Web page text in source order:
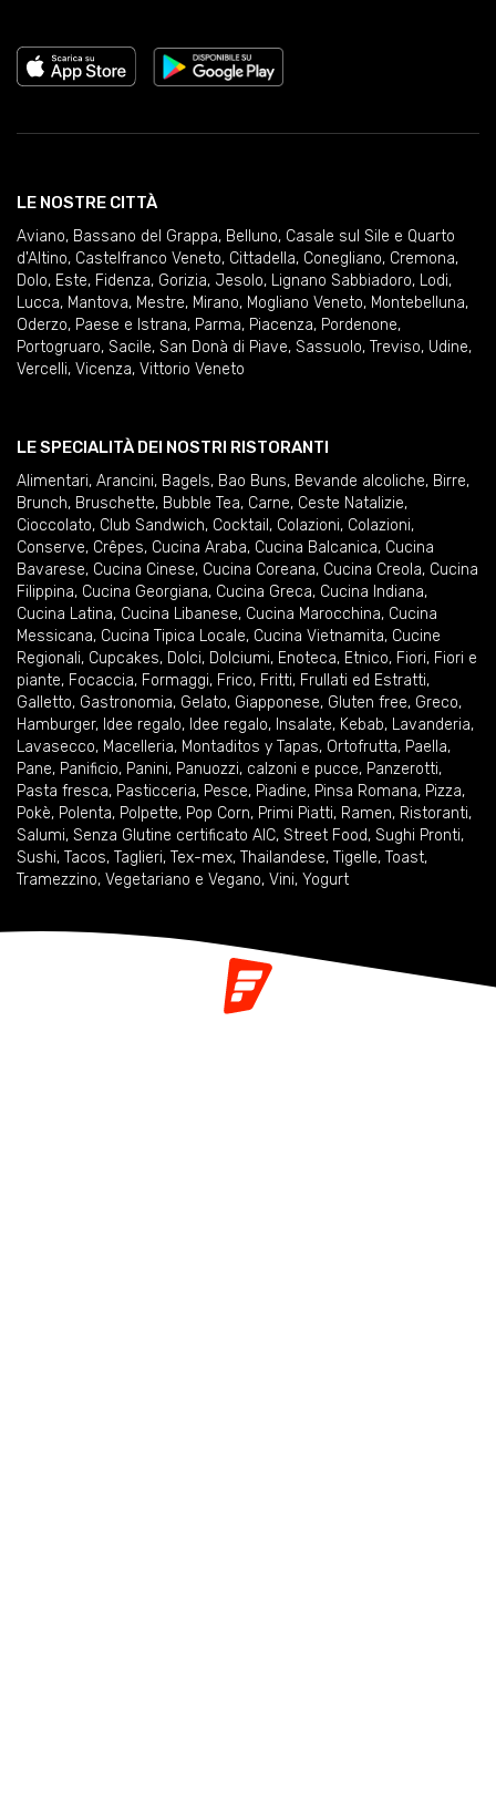
LE NOSTRE CITTÀ
Aviano, Bassano del Grappa, Belluno, Casale sul Sile e Quarto
d'Altino, Castelfranco Veneto, Cittadella, Conegliano, Cremona,
Dolo, Este, Fidenza, Gorizia, Jesolo, Lignano Sabbiadoro, Lodi,
Lucca, Mantova, Mestre, Mirano, Mogliano Veneto, Montebelluna,
Oderzo, Paese e Istrana, Parma, Piacenza, Pordenone,
Portogruaro, Sacile, San Donà di Piave, Sassuolo, Treviso, Udine,
Vercelli, Vicenza, Vittorio Veneto
LE SPECIALITÀ DEI NOSTRI RISTORANTI
Alimentari, Arancini, Bagels, Bao Buns, Bevande alcoliche, Birre,
Brunch, Bruschette, Bubble Tea, Carne, Ceste Natalizie,
Cioccolato, Club Sandwich, Cocktail , Colazioni, Colazioni,
Conserve, Crêpes, Cucina Araba, Cucina Balcanica, Cucina
Bavarese, Cucina Cinese, Cucina Coreana, Cucina Creola, Cucina
Filippina, Cucina Georgiana, Cucina Greca, Cucina Indiana,
Cucina Latina, Cucina Libanese, Cucina Marocchina, Cucina
Messicana, Cucina Tipica Locale, Cucina Vietnamita, Cucine
Regionali, Cupcakes, Dolci, Dolciumi, Enoteca, Etnico, Fiori, Fiori e
piante, Focaccia, Formaggi, Frico, Fritti, Frullati ed Estratti,
Galletto, Gastronomia, Gelato, Giapponese, Gluten free, Greco,
Hamburger, Idee regalo, Idee regalo, Insalate, Kebab, Lavanderia,
Lavasecco, Macelleria, Montaditos y Tapas, Ortofrutta, Paella,
Pane, Panificio, Panini, Panuozzi, calzoni e pucce, Panzerotti,
Pasta fresca, Pasticceria, Pesce, Piadine, Pinsa Romana, Pizza,
Pokè, Polenta, Polpette, Pop Corn, Primi Piatti, Ramen, Ristoranti,
Salumi, Senza Glutine certificato AIC, Street Food, Sughi Pronti,
Sushi, Tacos, Taglieri, Tex-mex, Thailandese, Tigelle, Toast,
Tramezzino, Vegetariano e Vegano, Vini, Yogurt